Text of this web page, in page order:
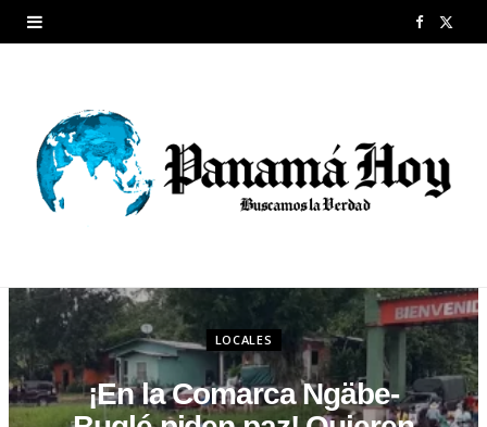
F
b
k e
)
LOCALES
¡En la Comarca Ngäbe-